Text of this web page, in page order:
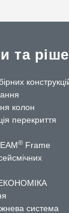
та
колон
перекриття
® Frame
система